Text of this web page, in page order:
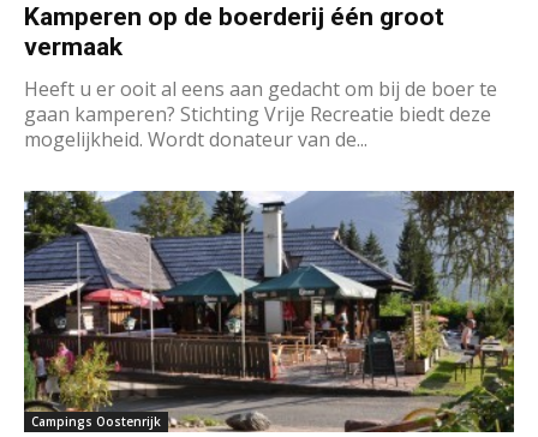
Kamperen op de boerderij één groot
vermaak
Heeft u er ooit al eens aan gedacht om bij de boer te
gaan kamperen? Stichting Vrije Recreatie biedt deze
mogelijkheid. Wordt donateur van de...
Campings Oostenrijk